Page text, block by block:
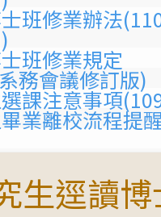
班修業辦法
班修業規定
務會議修訂版)
課注意事項
業離校流程提
生逕讀博